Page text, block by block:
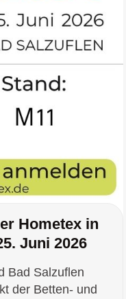
Hometex in
Juni 2026
Bad Salzuflen
der Betten- und